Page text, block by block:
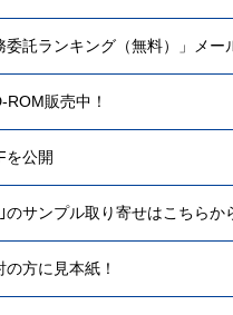
委託ランキング（無料）」メー
販売中！
を公開
のサンプル取り寄せはこちらか
方に見本紙！